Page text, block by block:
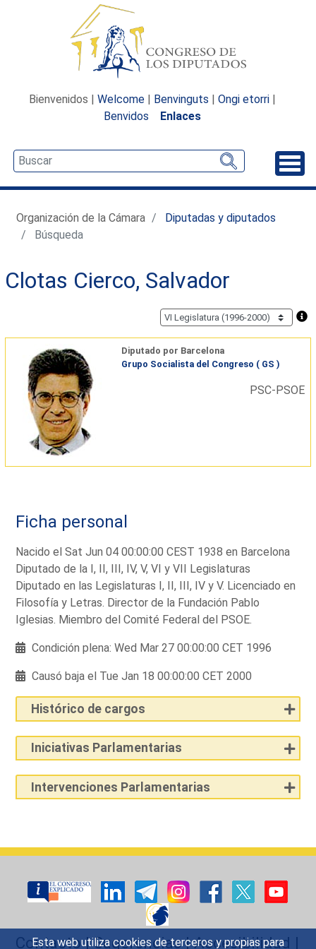
Esta web utiliza cookies de terceros y propias para
Bienvenidos | Welcome | Benvinguts | Ongi etorri |
Benvidos
Enlaces
Organización de la Cámara
Diputadas y diputados
Búsqueda
Clotas Cierco, Salvador
Diputado por Barcelona
Grupo Socialista del Congreso ( GS )
PSC-PSOE
Ficha personal
Nacido el Sat Jun 04 00:00:00 CEST 1938 en Barcelona
Diputado de la I, II, III, IV, V, VI y VII Legislaturas
Diputado en las Legislaturas I, II, III, IV y V. Licenciado en
Filosofía y Letras. Director de la Fundación Pablo
Iglesias. Miembro del Comité Federal del PSOE.
Condición plena: Wed Mar 27 00:00:00 CET 1996
Causó baja el Tue Jan 18 00:00:00 CET 2000
Histórico de cargos
Iniciativas Parlamentarias
Intervenciones Parlamentarias
Contacto|Sugerencias|Accesibilidad |